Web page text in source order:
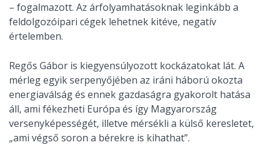
– fogalmazott. Az árfolyamhatásoknak leginkább a
feldolgozóipari cégek lehetnek kitéve, negatív
értelemben.
Regős Gábor is kiegyensúlyozott kockázatokat lát. A
mérleg egyik serpenyőjében az iráni háború okozta
energiaválság és ennek gazdaságra gyakorolt hatása
áll, ami fékezheti Európa és így Magyarország
versenyképességét, illetve mérsékli a külső keresletet,
„ami végső soron a bérekre is kihathat”.